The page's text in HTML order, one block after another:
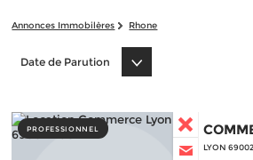
Annonces Immobilères Rhone
Date de Parution
PROFESSIONNEL
LYON 69002